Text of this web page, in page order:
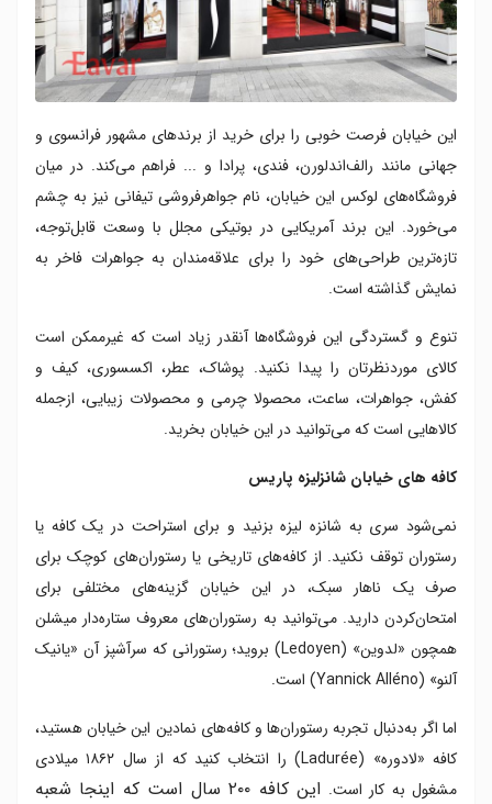
این خیابان فرصت خوبی را برای خرید از برند‌های مشهور فرانسوی و
جهانی مانند رالف‌اندلورن، فندی، پرادا و ... فراهم می‌کند. در میان
فروشگاه‌های لوکس این خیابان، نام جواهرفروشی تیفانی نیز به چشم
می‌خورد. این برند آمریکایی در بوتیکی مجلل با وسعت قابل‌توجه،
تازه‌ترین طراحی‌های خود را برای علاقه‌مندان به جواهرات فاخر به
نمایش گذاشته است.
تنوع و گستردگی این فروشگاه‌ها آنقدر زیاد است که غیرممکن است
کالای موردنظرتان را پیدا نکنید. پوشاک، عطر، اکسسوری، کیف و
کفش، جواهرات، ساعت، محصولا چرمی و محصولات زیبایی، ازجمله
کالاهایی است که می‌توانید در این خیابان بخرید.
کافه های خیابان شانزلیزه پاریس
نمی‌شود سری به شانزه لیزه بزنید و برای استراحت در یک کافه یا
رستوران توقف نکنید. از کافه‌های تاریخی یا رستوران‌های کوچک برای
صرف یک ناهار سبک، در این خیابان گزینه‌های مختلفی برای
امتحان‌کردن دارید. می‌توانید به رستوران‌های معروف ستاره‌دار میشلن
همچون «لدوین» (Ledoyen) بروید؛ رستورانی که سرآشپز آن «یانیک
آلنو» (Yannick Alléno) است.
اما اگر به‌دنبال تجربه رستوران‌ها و کافه‌های نمادین این خیابان هستید،
کافه «لادوره» (Ladurée) را انتخاب کنید که از سال ۱۸۶۲ میلادی
مشغول به کار است.
این کافه ۲۰۰ سال است که اینجا شعبه